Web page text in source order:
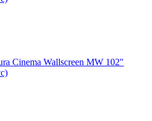
Cinema Wallscreen MW 102"